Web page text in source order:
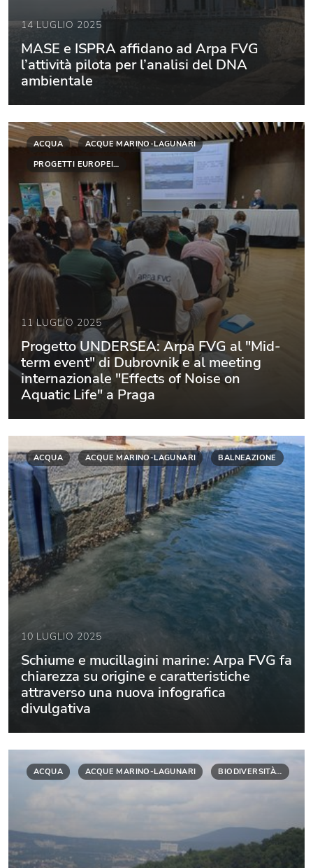
14 LUGLIO 2025
MASE e ISPRA affidano ad Arpa FVG
l’attività pilota per l’analisi del DNA
ambientale
ACQUA
ACQUE MARINO-LAGUNARI
PROGETTI EUROPEI…
11 LUGLIO 2025
Progetto UNDERSEA: Arpa FVG al "Mid-
term event" di Dubrovnik e al meeting
internazionale "Effects of Noise on
Aquatic Life" a Praga
ACQUA ACQUE MARINO-LAGUNARI BALNEAZIONE
10 LUGLIO 2025
Schiume e mucillagini marine: Arpa FVG fa
chiarezza su origine e caratteristiche
attraverso una nuova infografica
divulgativa
ACQUA ACQUE MARINO-LAGUNARI BIODIVERSITÀ…